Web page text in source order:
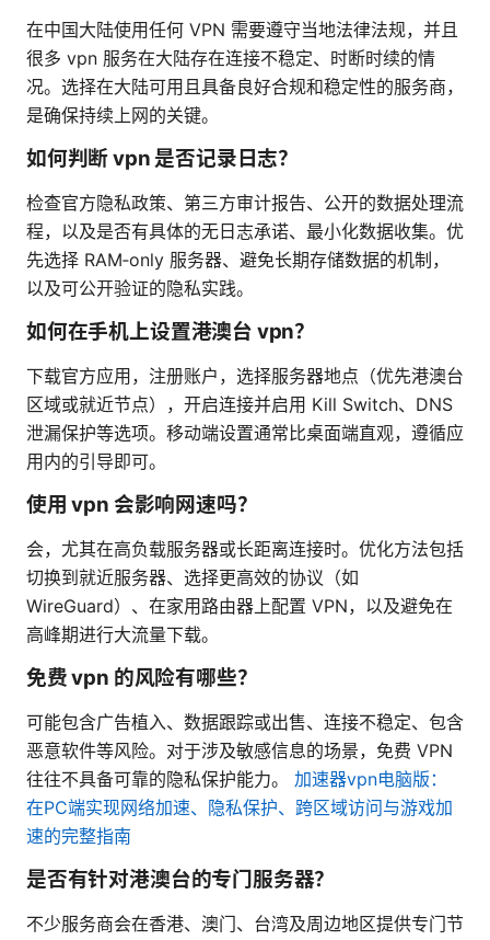
在中国大陆使用任何 VPN 需要遵守当地法律法规，并且
很多 vpn 服务在大陆存在连接不稳定、时断时续的情
况。选择在大陆可用且具备良好合规和稳定性的服务商，
是确保持续上网的关键。
如何判断 vpn 是否记录日志？
检查官方隐私政策、第三方审计报告、公开的数据处理流
程，以及是否有具体的无日志承诺、最小化数据收集。优
先选择 RAM‑only 服务器、避免长期存储数据的机制，
以及可公开验证的隐私实践。
如何在手机上设置港澳台 vpn？
下载官方应用，注册账户，选择服务器地点（优先港澳台
区域或就近节点），开启连接并启用 Kill Switch、DNS
泄漏保护等选项。移动端设置通常比桌面端直观，遵循应
用内的引导即可。
使用 vpn 会影响网速吗？
会，尤其在高负载服务器或长距离连接时。优化方法包括
切换到就近服务器、选择更高效的协议（如
WireGuard）、在家用路由器上配置 VPN，以及避免在
高峰期进行大流量下载。
免费 vpn 的风险有哪些？
可能包含广告植入、数据跟踪或出售、连接不稳定、包含
恶意软件等风险。对于涉及敏感信息的场景，免费 VPN
往往不具备可靠的隐私保护能力。 加速器vpn电脑版：
在PC端实现网络加速、隐私保护、跨区域访问与游戏加
速的完整指南
是否有针对港澳台的专门服务器？
不少服务商会在香港、澳门、台湾及周边地区提供专门节